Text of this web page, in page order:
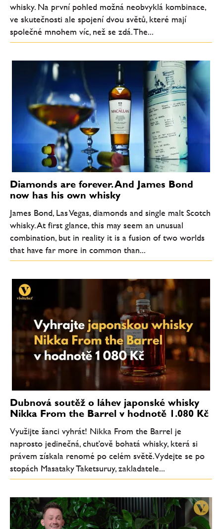
whisky. Na první pohled možná neobvyklá kombinace,
ve skutečnosti ale spojení dvou světů, které mají
společné mnohem víc, než se zdá. The...
Diamonds are forever. And James Bond
now has his own whisky
James Bond, Las Vegas, diamonds and single malt Scotch
whisky. At first glance, this may seem an unusual
combination, but in reality it is a fusion of two worlds
that have far more in common than...
Dubnová soutěž o láhev japonské whisky
Nikka From the Barrel v hodnotě 1.080 Kč
Využijte šanci vyhrát! Nikka From the Barrel je
naprosto jedinečná, chuťově bohatá whisky, která si
právem získala renomé po celém světě. Vydejte se po
stopách Masataky Taketsuruy, zakladatele...